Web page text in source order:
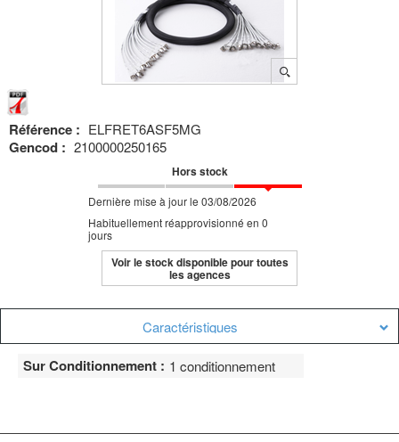
Référence : ELFRET6ASF5MG
Gencod : 2100000250165
Hors stock
Dernière mise à jour le 03/08/2026
Habituellement réapprovisionné en 0
jours
Voir le stock disponible pour toutes
les agences
Caractéristiques
Sur Conditionnement : 1 conditionnement